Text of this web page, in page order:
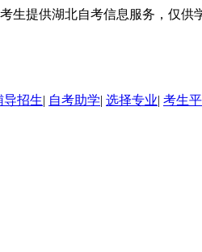
生提供湖北自考信息服务，仅供
导招生| 自考助学| 选择专业| 考生